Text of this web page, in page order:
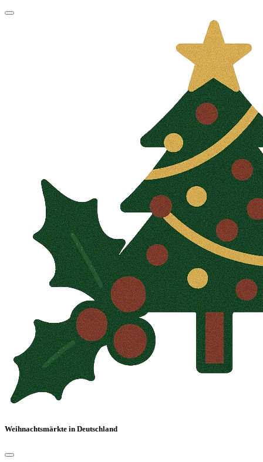
Weihnachtsmärkte in Deutschland